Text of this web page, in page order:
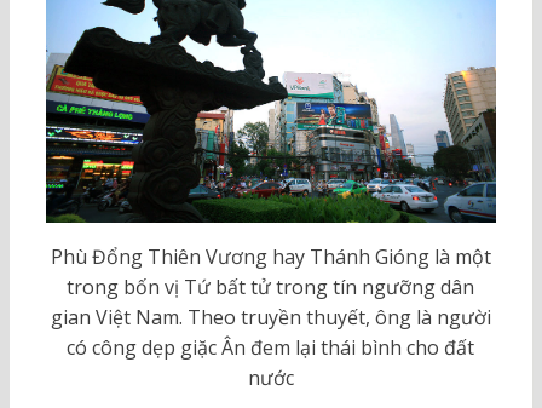
Phù Đổng Thiên Vương hay Thánh Gióng là một
trong bốn vị Tứ bất tử trong tín ngưỡng dân
gian Việt Nam. Theo truyền thuyết, ông là người
có công dẹp giặc Ân đem lại thái bình cho đất
nước